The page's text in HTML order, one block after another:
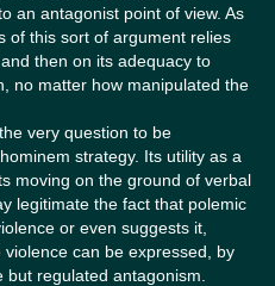
an antagonist point of view. As
of this sort of argument relies
then on its adequacy to
no matter how manipulated the
very question to be
strategy. Its utility as a
moving on the ground of verbal
legitimate the fact that polemic
or even suggests it,
can be expressed, by
regulated antagonism.